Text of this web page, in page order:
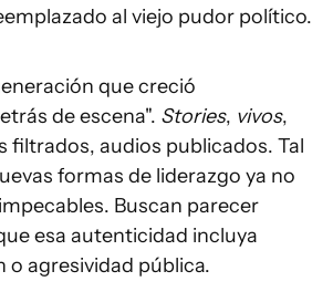
al viejo pudor político.
que creció
de escena". Stories, vivos,
filtrados, audios publicados. Tal
formas de liderazgo ya no
Buscan parecer
esa autenticidad incluya
o agresividad pública.